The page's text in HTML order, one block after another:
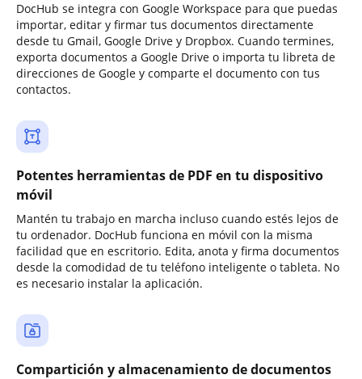
DocHub se integra con Google Workspace para que puedas
importar, editar y firmar tus documentos directamente
desde tu Gmail, Google Drive y Dropbox. Cuando termines,
exporta documentos a Google Drive o importa tu libreta de
direcciones de Google y comparte el documento con tus
contactos.
Potentes herramientas de PDF en tu dispositivo
móvil
Mantén tu trabajo en marcha incluso cuando estés lejos de
tu ordenador. DocHub funciona en móvil con la misma
facilidad que en escritorio. Edita, anota y firma documentos
desde la comodidad de tu teléfono inteligente o tableta. No
es necesario instalar la aplicación.
Compartición y almacenamiento de documentos